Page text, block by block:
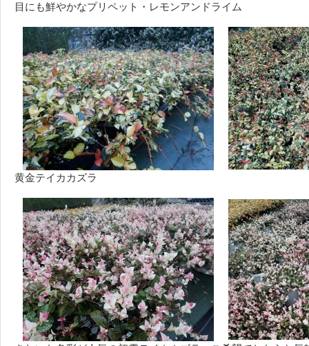
目にも鮮やかなプリペット・レモンアンドライム
黄金テイカカズラ